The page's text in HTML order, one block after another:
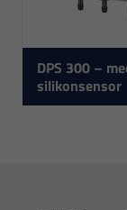
DPS 300 –
silikonsensor